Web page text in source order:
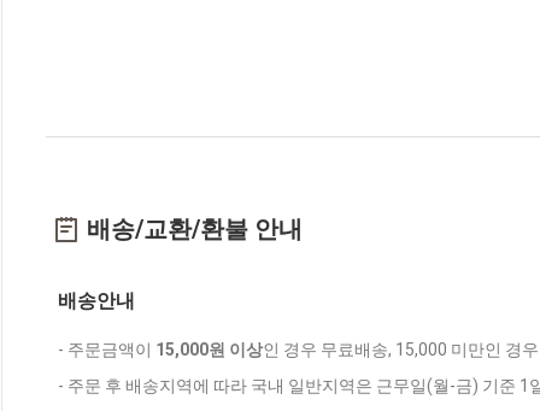
배송/교환/환불 안내
배송안내
- 주문금액이 15,000원 이상인 경우 무료배송, 15,000 미만인 경
- 주문 후 배송지역에 따라 국내 일반지역은 근무일(월-금) 기준